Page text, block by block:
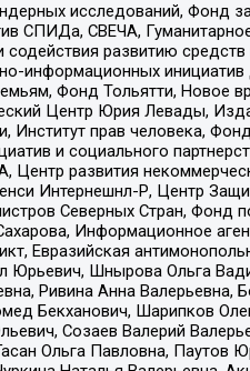
исследований, Фонд
СПИДа, СВЕЧА,
развитию
информационных инициатив
Фонд Тольятти, Новое
Центр Юрия Левады,
Институт прав человека,
и социального
развития
Интернешнл-Р, Центр
Северных Стран, Фонд
Информационное
Евразийская
Юрьевич, Шнырова Ольга
Ривина Анна Валерьевна,
Бекханович, Шарипков
Созаев Валерий
Ольга Павловна, Паутов